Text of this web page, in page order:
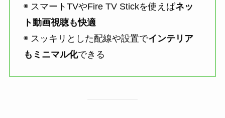
◉ スマートTVやFire TV Stickを使えばネッ
ト動画視聴も快適
◉ スッキリとした配線や設置でインテリア
もミニマル化できる